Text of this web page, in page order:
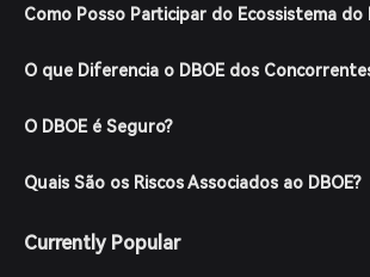
Como Posso Participar do Ecossistema do
O que Diferencia o DBOE dos
O DBOE é Seguro?
Quais São os Riscos Associados ao DBOE?
Currently Popular